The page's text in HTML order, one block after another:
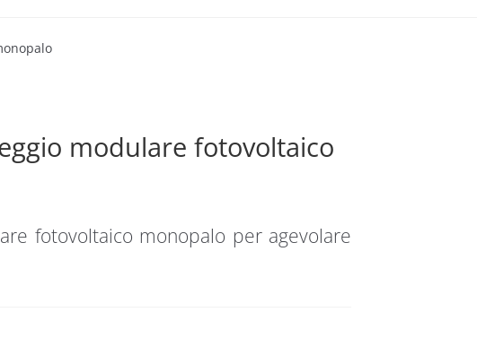
modulare fotovoltaico
fotovoltaico monopalo per agevolare